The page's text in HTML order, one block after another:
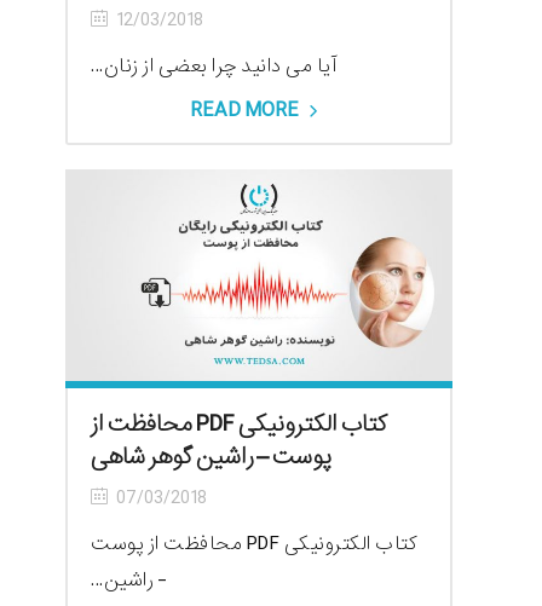
12/03/2018
آیا می دانید چرا بعضی از زنان...
READ MORE
کتاب الکترونیکی PDF محافظت از
پوست – راشین گوهر شاهی
07/03/2018
کتاب الکترونیکی PDF محافظت از پوست
- راشین...